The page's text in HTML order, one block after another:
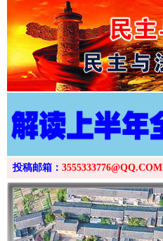
投稿邮箱： 3555333776@QQ.COM